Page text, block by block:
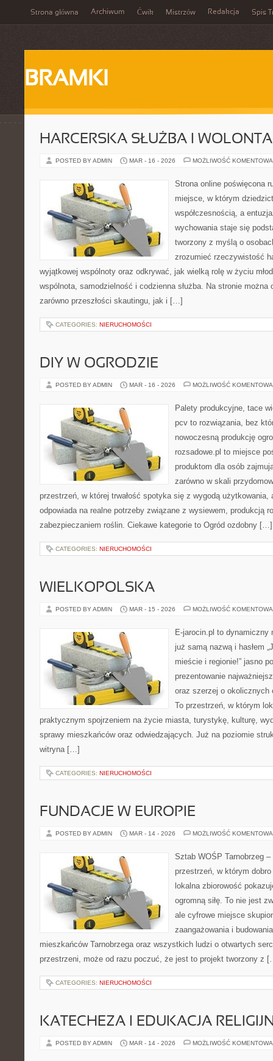
Strona główna Archiwum Ćwik Mistrzów Redakcja Spis
BRAMKI
HARCERSKA SŁUŻBA I
POSTED BY ADMIN MAR - 16 - 2026 MOŻLIWOŚĆ
Strona online poświęcona
miejsce, w którym
współczesnością, a
wychowania staje się
tworzony z myślą o
zrozumieć rzeczywistość
wyjątkowej wspólnoty oraz odkrywać, jak wielką rolę w życiu
wspólnota, samodzielność i codzienna służba. Na stronie
zarówno przeszłości skautingu, jak i […]
CATEGORIES: NIERUCHOMOŚCI
DIY W OGRODZIE
POSTED BY ADMIN MAR - 16 - 2026 MOŻLIWOŚĆ
Palety produkcyjne, tace
pcv to rozwiązania, bez
nowoczesną produkcję
rozsadowe.pl to miejsce
produktom dla osób
zarówno w skali
przestrzeń, w której trwałość spotyka się z wygodą użytkowania,
odpowiada na realne potrzeby związane z wysiewem, produkcją
zabezpieczaniem roślin. Ciekawe kategorie to Ogród ozdobny […]
CATEGORIES: NIERUCHOMOŚCI
WIELKOPOLSKA
POSTED BY ADMIN MAR - 15 - 2026 MOŻLIWOŚĆ
E-jarocin.pl to dynamiczny
już samą nazwą i hasłem
mieście i regionie!” jasno
prezentowanie
oraz szerzej o okolicznych
To przestrzeń, w którym
praktycznym spojrzeniem na życie miasta, turystykę, kulturę,
sprawy mieszkańców oraz odwiedzających. Już na poziomie
witryna […]
CATEGORIES: NIERUCHOMOŚCI
FUNDACJE W EUROPIE
POSTED BY ADMIN MAR - 14 - 2026 MOŻLIWOŚĆ
Sztab WOŚP Tarnobrzeg
przestrzeń, w którym
lokalna zbiorowość
ogromną siłę. To nie jest
ale cyfrowe miejsce
zaangażowania i
mieszkańców Tarnobrzega oraz wszystkich ludzi o otwartych
przestrzeni, może od razu poczuć, że jest to projekt tworzony z
CATEGORIES: NIERUCHOMOŚCI
KATECHEZA I EDUKACJA
POSTED BY ADMIN MAR - 14 - 2026 MOŻLIWOŚĆ